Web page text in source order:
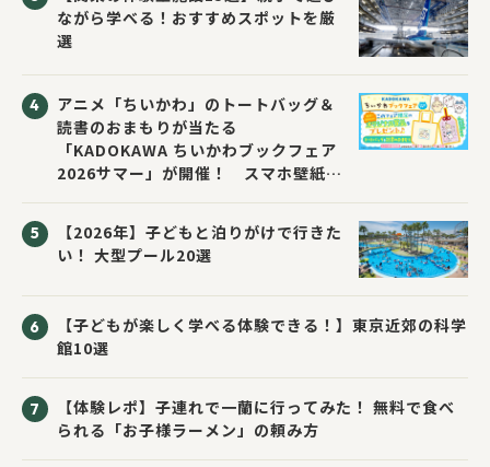
ながら学べる！おすすめスポットを厳
選
アニメ「ちいかわ」のトートバッグ＆
読書のおまもりが当たる
「KADOKAWA ちいかわブックフェア
2026サマー」が開催！ スマホ壁紙は
【2026年】子どもと泊りがけで行きた
い！ 大型プール20選
【子どもが楽しく学べる体験できる！】東京近郊の科学
館10選
【体験レポ】子連れで一蘭に行ってみた！ 無料で食べ
られる「お子様ラーメン」の頼み方